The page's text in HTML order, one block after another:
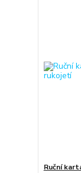
Ruční